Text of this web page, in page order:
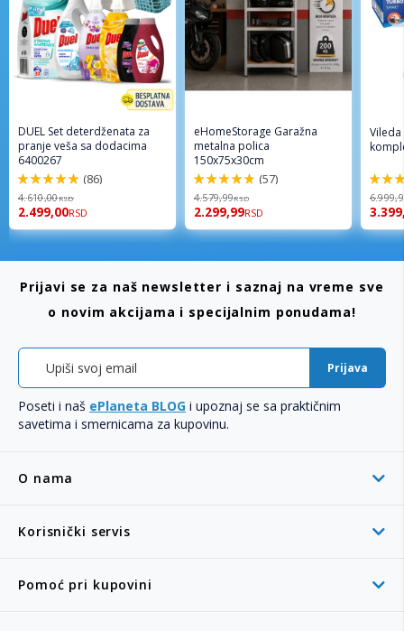
DUEL Set deterdženata za
pranje veša sa dodacima
6400267
98%
(86)
4.610,00RSD
2.499,00RSD
eHomeStorage Garažna
metalna polica
150x75x30cm
96%
(57)
4.579,99RSD
2.299,99RSD
92%
O nama
Korisnički servis
Pomoć pri kupovini
Prijavi se za naš newsletter i saznaj na vreme sve
o novim akcijama i specijalnim ponudama!
Prijava
Poseti i naš ePlaneta BLOG i upoznaj se sa praktičnim
savetima i smernicama za kupovinu.